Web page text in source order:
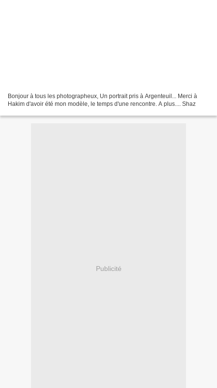
Bonjour à tous les photographeux, Un portrait pris à Argenteuil... Merci à
Hakim d'avoir été mon modèle, le temps d'une rencontre. A plus.... Shaz
Publicité